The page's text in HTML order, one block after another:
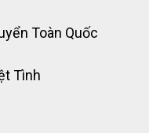
Toàn Quốc
Tình